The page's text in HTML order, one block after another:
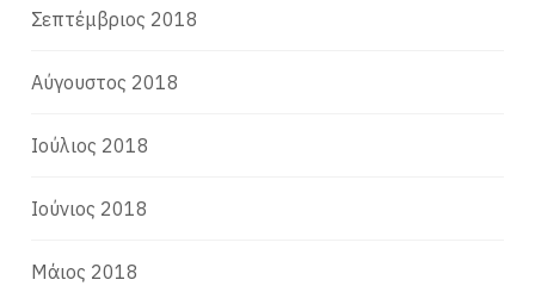
Σεπτέμβριος 2018
Αύγουστος 2018
Ιούλιος 2018
Ιούνιος 2018
Μάιος 2018